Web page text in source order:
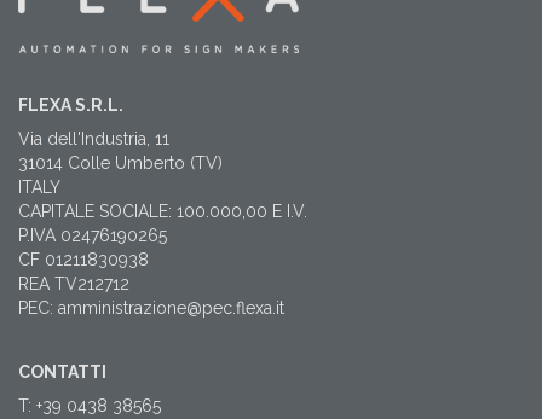
FLEXA S.R.L.
Via dell'Industria, 11
31014 Colle Umberto (TV)
ITALY
CAPITALE SOCIALE: 100.000,00 E I.V.
P.IVA 02476190265
CF 01211830938
REA TV212712
PEC: amministrazione@pec.flexa.it
CONTATTI
T: +39 0438 38565